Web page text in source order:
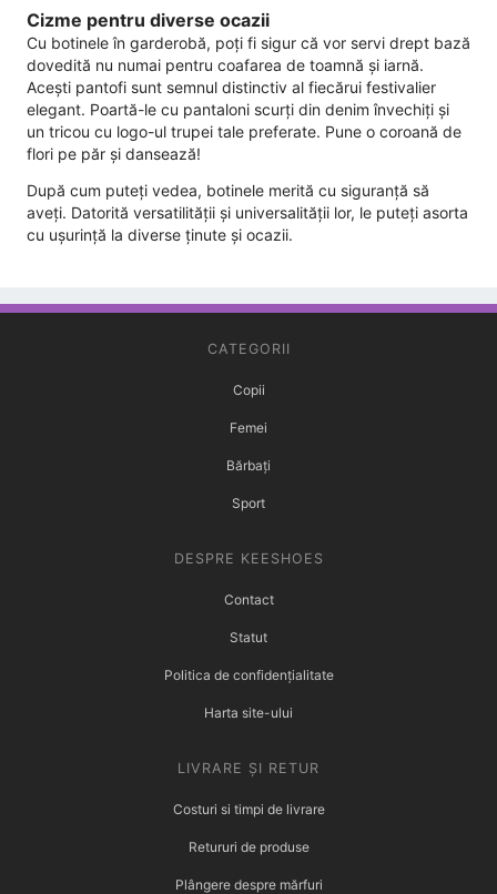
Cizme pentru diverse ocazii
Cu botinele în garderobă, poți fi sigur că vor servi drept bază
dovedită nu numai pentru coafarea de toamnă și iarnă.
Acești pantofi sunt semnul distinctiv al fiecărui festivalier
elegant. Poartă-le cu pantaloni scurți din denim învechiți și
un tricou cu logo-ul trupei tale preferate. Pune o coroană de
flori pe păr și dansează!
După cum puteți vedea, botinele merită cu siguranță să
aveți. Datorită versatilității și universalității lor, le puteți asorta
cu ușurință la diverse ținute și ocazii.
CATEGORII
Copii
Femei
Bărbați
Sport
DESPRE KEESHOES
Contact
Statut
Politica de confidențialitate
Harta site-ului
LIVRARE ȘI RETUR
Costuri si timpi de livrare
Retururi de produse
Plângere despre mărfuri